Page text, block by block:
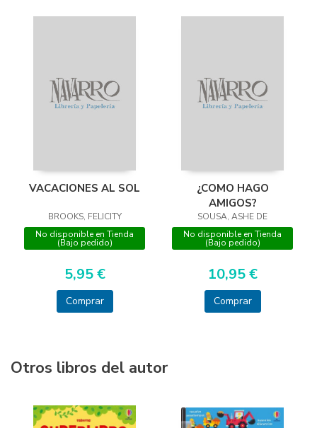
VACACIONES AL SOL
BROOKS, FELICITY
No disponible en Tienda
(Bajo pedido)
5,95 €
Comprar
¿COMO HAGO
AMIGOS?
SOUSA, ASHE DE
No disponible en Tienda
(Bajo pedido)
10,95 €
Comprar
Otros libros del autor